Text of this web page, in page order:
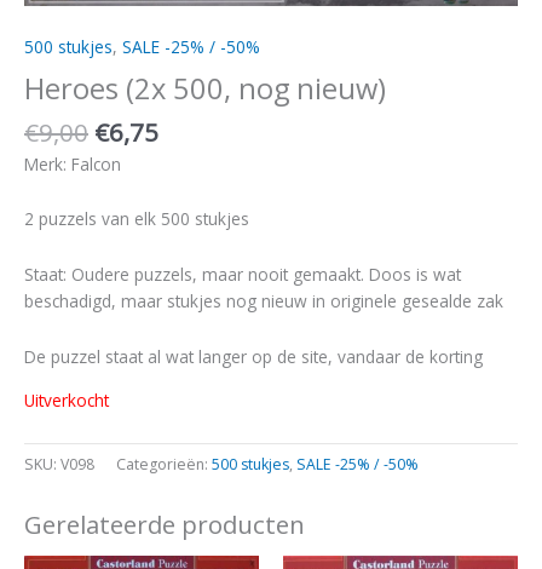
500 stukjes, SALE -25% / -50%
Heroes (2x 500, nog nieuw)
€9,00 €6,75
Merk: Falcon
2 puzzels van elk 500 stukjes
Staat: Oudere puzzels, maar nooit gemaakt. Doos is wat
beschadigd, maar stukjes nog nieuw in originele gesealde zak
De puzzel staat al wat langer op de site, vandaar de korting
Uitverkocht
SKU: V098 Categorieën: 500 stukjes, SALE -25% / -50%
Gerelateerde producten